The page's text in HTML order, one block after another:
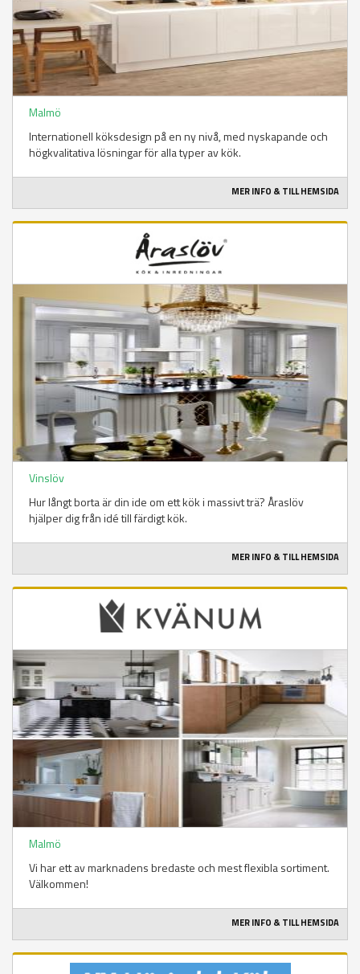
Malmö
Internationell köksdesign på en ny nivå, med nyskapande och
högkvalitativa lösningar för alla typer av kök.
MER INFO & TILL HEMSIDA
Vinslöv
Hur långt borta är din ide om ett kök i massivt trä? Åraslöv
hjälper dig från idé till färdigt kök.
MER INFO & TILL HEMSIDA
Malmö
Vi har ett av marknadens bredaste och mest flexibla sortiment.
Välkommen!
MER INFO & TILL HEMSIDA